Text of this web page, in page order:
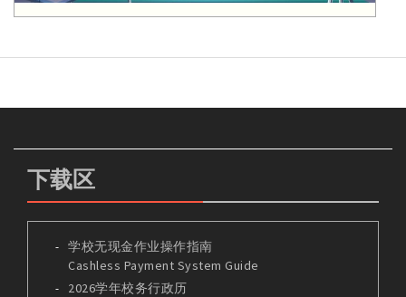
下载区
学校无现金作业操作指南
Cashless Payment System Guide
2026学年校务行政历